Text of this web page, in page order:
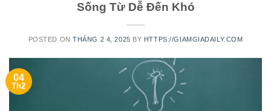
Sống Từ Dễ Đến Khó
POSTED ONTHÁNG 2 4, 2025 BY HTTPS://GIAMGIADAILY.COM
04
Th2